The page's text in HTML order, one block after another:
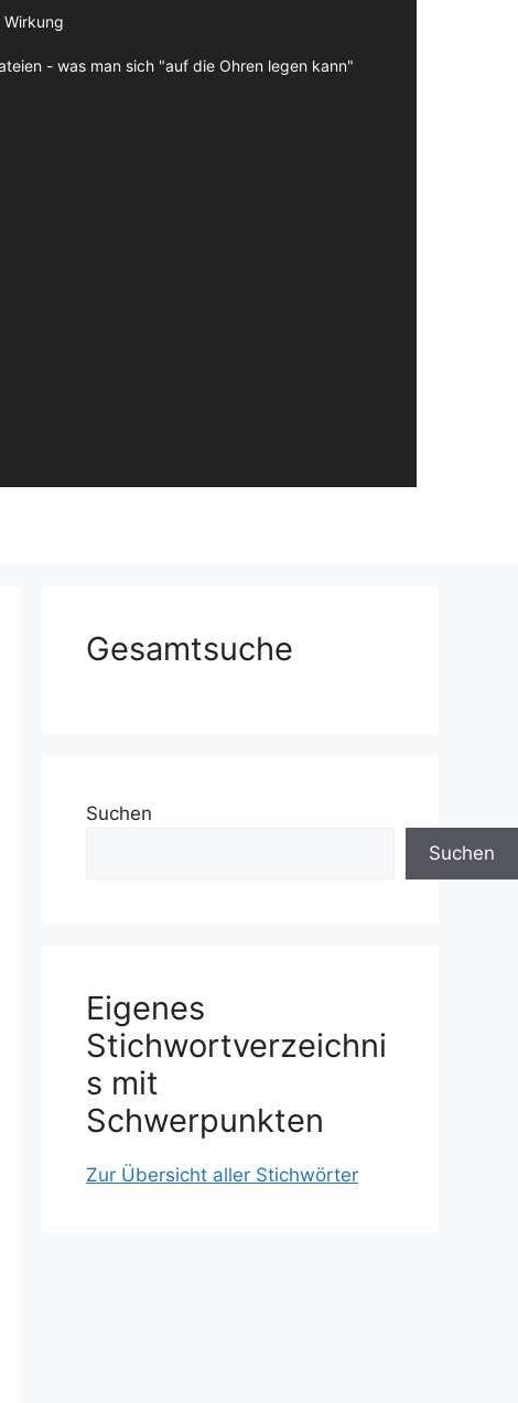
- was man sich "auf die Ohren legen kann"
Gesamtsuche
Suchen
Suchen
Eigenes
Stichwortverzeichni
s mit
Schwerpunkten
Zur Übersicht aller Stichwörter